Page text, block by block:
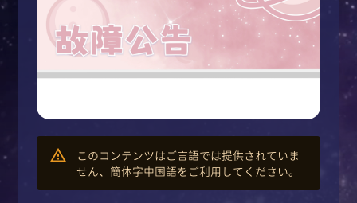
このコンテンツはご言語では提供されていま
せん、簡体字中国語をご利用してください。